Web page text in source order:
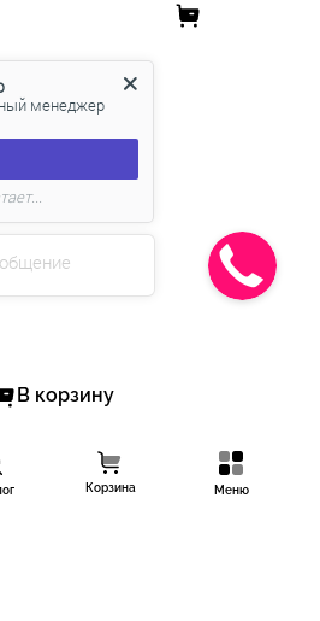
В корзину
Корзина Меню
менеджер